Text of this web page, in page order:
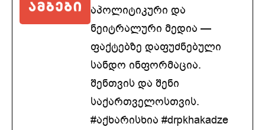
აპოლიტიკური და
ნეიტრალური მედია —
ფაქტებზე დაფუძნებული
სანდო ინფორმაცია.
შენთვის და შენი
საქართველოსთვის.
#აქხარისხია #drpkhakadze